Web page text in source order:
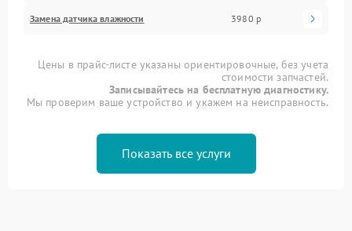
Замена датчика влажности 3980 р
Цены в прайс-листе указаны ориентировочные, без учета
стоимости запчастей.
Записывайтесь на бесплатную диагностику.
Мы проверим ваше устройство и укажем на неисправность.
Показать все услуги